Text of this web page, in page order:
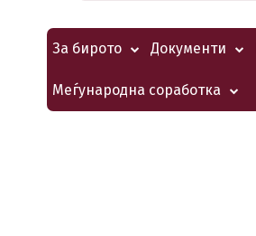
За бирото Документи
Меѓународна соработка